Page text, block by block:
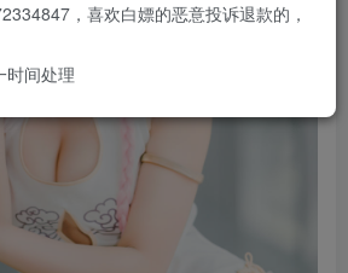
，喜欢白嫖的恶意投诉退款的，
时间处理